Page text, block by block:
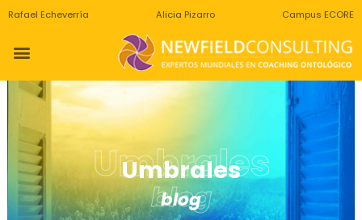
Rafael Echeverría Alicia Pizarro Campus ECORE
Umbrales
Umbrales
blog
blog